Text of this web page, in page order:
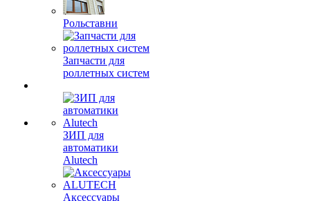
Рольставни
Запчасти для
роллетных систем
ЗИП для
автоматики
Alutech
Аксессуары